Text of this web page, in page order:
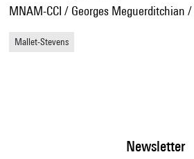
MNAM-CCI / Georges Meguerditchian
Mallet-Stevens
Newsletter